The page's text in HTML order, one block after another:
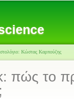
Κώστας Καρπούζης
πώς το